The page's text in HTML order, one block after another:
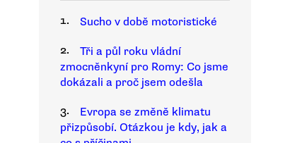
1.
Sucho v době motoristické
2.
Tři a půl roku vládní
zmocněnkyní pro Romy: Co jsme
dokázali a proč jsem odešla
3.
Evropa se změně klimatu
přizpůsobí. Otázkou je kdy, jak a